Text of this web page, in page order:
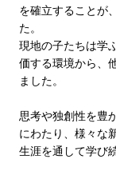
を確立することが
た。
現地の子たちは学
価する環境から、
ました。
思考や独創性を豊
にわたり、様々な
生涯を通して学び